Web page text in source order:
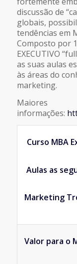
discussão de
globais,
tendências em
Composto por
EXECUTIVO
as suas aulas
às áreas do
marketing.
Maiores
informações:
Curso MBA
Aulas as
Marketing
Valor para o